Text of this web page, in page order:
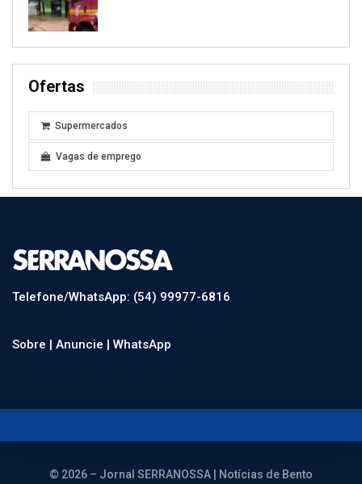
Ofertas
Supermercados
Vagas de emprego
Telefone/WhatsApp: (54) 99977-6816
Sobre | Anuncie | WhatsApp
© 2026 – Jornal SERRANOSSA | Notícias de Bento